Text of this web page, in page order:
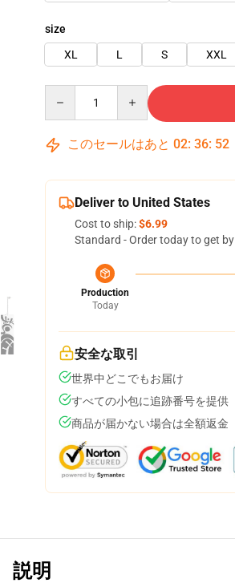
size
XL
L S XXL
このセールはあと 02: 36: 51
Deliver to United States
Cost to ship:$6.99
Standard - Order today to get by
Production
Today
安全な取引
世界中どこでもお届け
すべての小包に追跡番号を提供
商品が届かない場合は全額返金
説明